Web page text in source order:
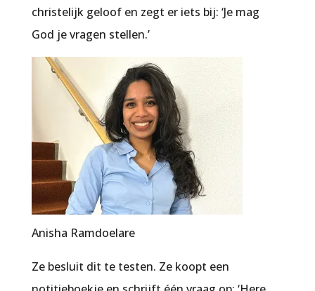
christelijk geloof en zegt er iets bij: ‘Je mag
God je vragen stellen.’
Anisha Ramdoelare
Ze besluit dit te testen. Ze koopt een